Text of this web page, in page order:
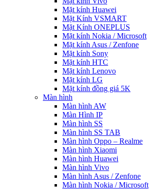
Mặt kính Huawei
Mặt Kính VSMART
Mặt Kính ONEPLUS
Mặt kính Nokia / Microsoft
Mặt kính Asus / Zenfone
Mặt kính Sony
Mặt kính HTC
Mặt kính Lenovo
Mặt kính LG
Mặt kính đồng giá 5K
Màn hình
Màn hình AW
Màn Hình IP
Màn hình SS
Màn hình SS TAB
Màn hình Oppo – Realme
Màn hình Xiaomi
Màn hình Huawei
Màn hình Vivo
Màn hình Asus / Zenfone
Màn hình Nokia / Microsoft